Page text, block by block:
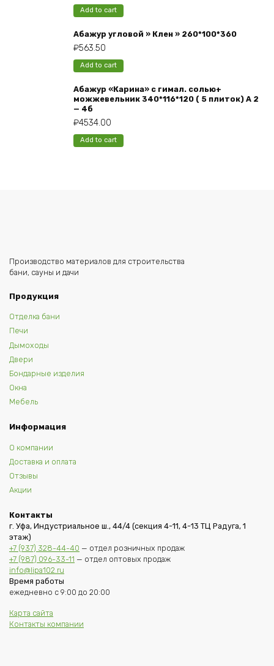
Add to cart
Абажур угловой » Клен » 260*100*360
₽563.50
Add to cart
Абажур «Карина» с гимал. солью+
можжевельник 340*116*120 ( 5 плиток) А 2
— 4б
₽4534.00
Add to cart
Производство материалов для строительства
бани, сауны и дачи
Продукция
Отделка бани
Печи
Дымоходы
Двери
Бондарные изделия
Окна
Мебель
Информация
О компании
Доставка и оплата
Отзывы
Акции
Контакты
г. Уфа, Индустриальное ш., 44/4 (секция 4-11, 4-13 ТЦ Радуга, 1
этаж)
+7 (937) 328-44-40 — отдел розничных продаж
+7 (987) 096-33-11 — отдел оптовых продаж
info@lipa102.ru
Время работы
ежедневно с 9:00 до 20:00
Карта сайта
Контакты компании